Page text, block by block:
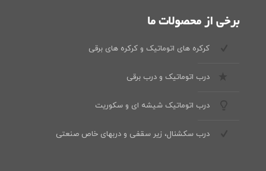
برخی از محصولات ما
کرکره های اتوماتیک و کرکره های برقی
درب اتوماتیک و درب برقی
درب اتوماتیک شیشه ای و سکوریت
درب سکشنال، زیر سقفی و دربهای خاص صنعتی